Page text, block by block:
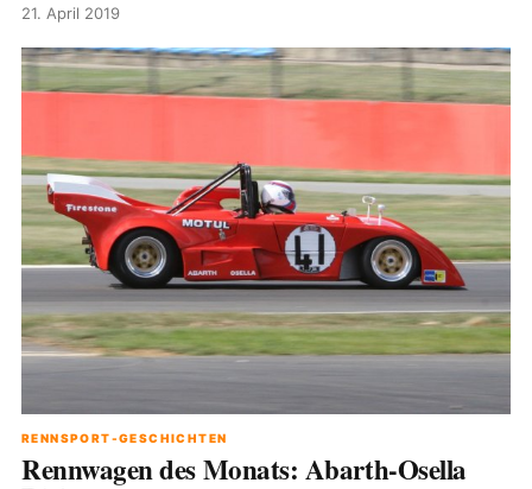
21. April 2019
RENNSPORT-GESCHICHTEN
Rennwagen des Monats: Abarth-Osella